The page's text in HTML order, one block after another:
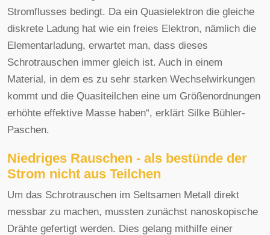
Stromflusses bedingt. Da ein Quasielektron die gleiche
diskrete Ladung hat wie ein freies Elektron, nämlich die
Elementarladung, erwartet man, dass dieses
Schrotrauschen immer gleich ist. Auch in einem
Material, in dem es zu sehr starken Wechselwirkungen
kommt und die Quasiteilchen eine um Größenordnungen
erhöhte effektive Masse haben“, erklärt Silke Bühler-
Paschen.
Niedriges Rauschen - als bestünde der
Strom nicht aus Teilchen
Um das Schrotrauschen im Seltsamen Metall direkt
messbar zu machen, mussten zunächst nanoskopische
Drähte gefertigt werden. Dies gelang mithilfe einer